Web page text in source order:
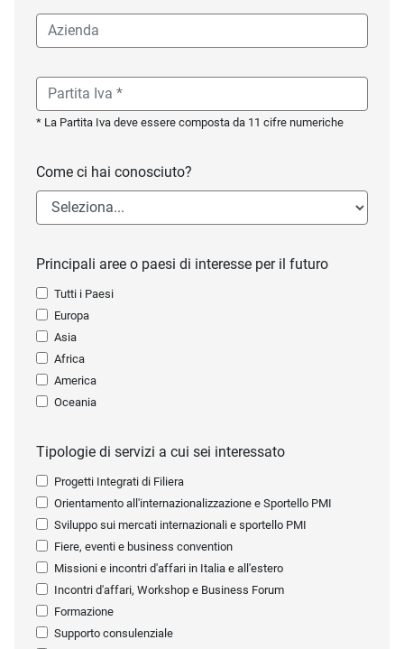
* La Partita Iva deve essere composta da 11 cifre numeriche
Come ci hai conosciuto?
Principali aree o paesi di interesse per il futuro
Tutti i Paesi
Europa
Asia
Africa
America
Oceania
Tipologie di servizi a cui sei interessato
Progetti Integrati di Filiera
Orientamento all'internazionalizzazione e Sportello PMI
Sviluppo sui mercati internazionali e sportello PMI
Fiere, eventi e business convention
Missioni e incontri d'affari in Italia e all'estero
Incontri d'affari, Workshop e Business Forum
Formazione
Supporto consulenziale